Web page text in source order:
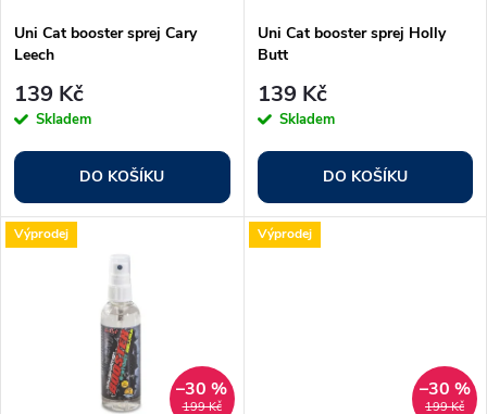
p
r
o
d
s
p
r
o
d
Uni Cat booster sprej Cary
Leech
139 Kč
Skladem
DO KOŠÍKU
Uni Cat booster sprej Holly
Butt
139 Kč
Skladem
DO KOŠÍKU
Výprodej
199 Kč
–30 %
Výprodej
199 Kč
–30 %